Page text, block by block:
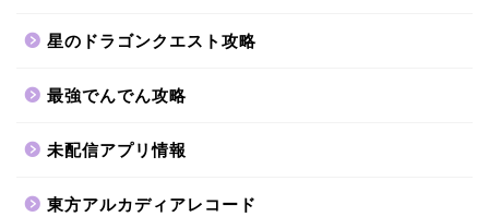
星のドラゴンクエスト攻略
最強でんでん攻略
未配信アプリ情報
東方アルカディアレコード